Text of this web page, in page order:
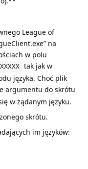
League of
na
w polu
tak jak w
języka. Choć plik
argumentu do skrótu
w żądanym języku.
skrótu.
im języków: